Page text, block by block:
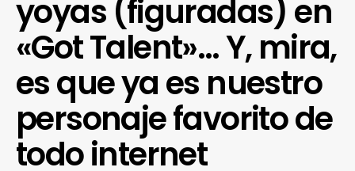
yoyas (figuradas) en
«Got Talent»… Y, mira,
es que ya es nuestro
personaje favorito de
todo internet